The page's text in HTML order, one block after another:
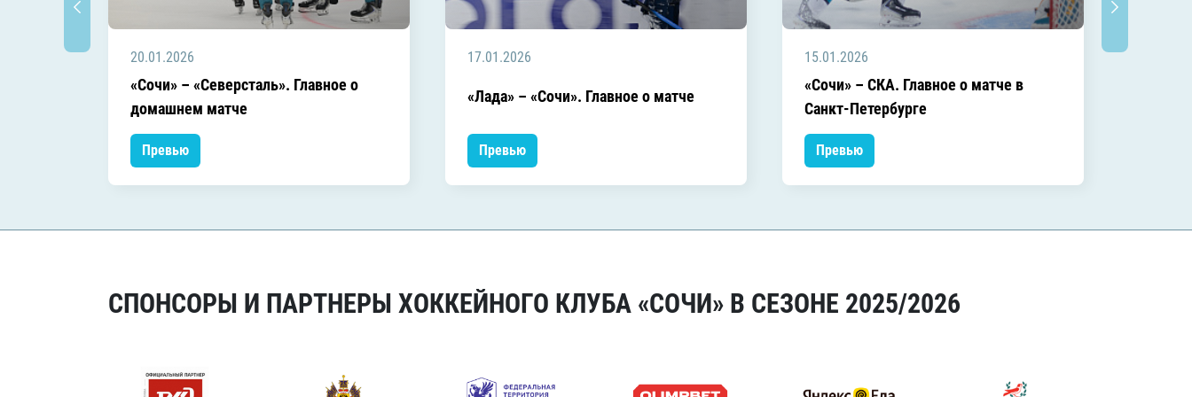
20.01.2026
«Сочи» – «Северсталь». Главное о
домашнем матче
Превью
17.01.2026
«Лада» – «Сочи». Главное о матче
Превью
15.01.2026
«Сочи» – СКА. Главное о матче в
Санкт-Петербурге
Превью
СПОНСОРЫ И ПАРТНЕРЫ ХОККЕЙНОГО КЛУБА «СОЧИ» В СЕЗОНЕ 2025/2026